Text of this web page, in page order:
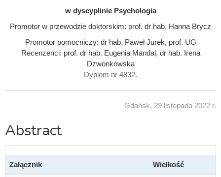
w dyscyplinie Psychologia
Promotor w przewodzie doktorskim: prof. dr hab. Hanna Brycz
Promotor pomocniczy: dr hab. Paweł Jurek, prof. UG
Recenzenci: prof. dr hab. Eugenia Mandal, dr hab. Irena
Dzwonkowska
Dyplom nr 4832.
Gdańsk, 29 listopada 2022 r.
Abstract
Załącznik Wielkość